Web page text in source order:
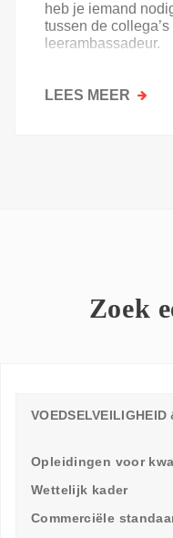
heb je iemand
tussen de
leerambassadeur.
LEES MEER OVER
Zoek
VOEDSELVEILIGHEID
Opleidingen voor
Wettelijk kader
Commerciële